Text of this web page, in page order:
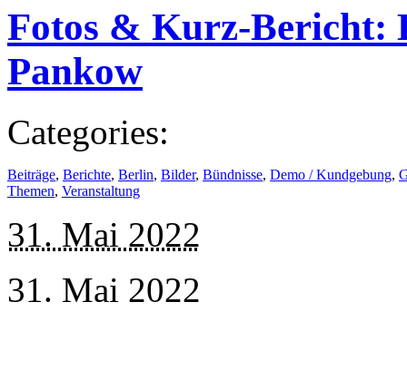
Fotos & Kurz-Bericht:
Pankow
Categories:
Beiträge, Berichte, Berlin, Bilder, Bündnisse, Demo / Kundgebung,
Themen, Veranstaltung
31. Mai 2022
31. Mai 2022